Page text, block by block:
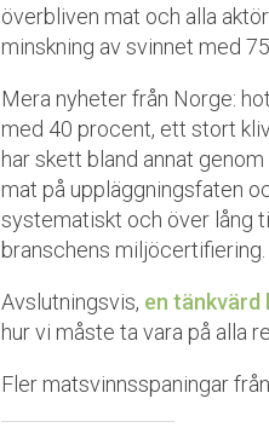
överbliven mat och alla
minskning av svinnet med
Mera nyheter från Norge:
med 40 procent, ett stort
har skett bland annat
mat på uppläggningsfaten
systematiskt och över lång
branschens
Avslutningsvis, en tänkvärd
hur vi måste ta vara på alla
Fler matsvinnsspaningar